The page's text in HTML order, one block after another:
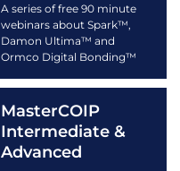
A series of free 90 minute
webinars about Spark™,
Damon Ultima™ and
Ormco Digital Bonding™
MasterCOIP
Intermediate &
Advanced